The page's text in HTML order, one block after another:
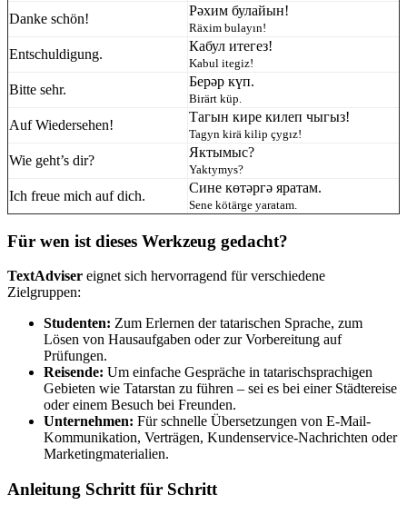
Danke schön!
Рәхим булайын!
Räxim bulayın!
Entschuldigung.
Кабул итегез!
Kabul itegiz!
Bitte sehr.
Берәр күп.
Birärt küp.
Auf Wiedersehen!
Тагын кире килеп чыгыз!
Tagyn kirä kilip çygız!
Wie geht’s dir?
Яктымыс?
Yaktymys?
Ich freue mich auf dich.
Сине көтәргә яратам.
Sene kötärge yaratam.
Für wen ist dieses Werkzeug gedacht?
TextAdviser eignet sich hervorragend für verschiedene
Zielgruppen:
Studenten: Zum Erlernen der tatarischen Sprache, zum
Lösen von Hausaufgaben oder zur Vorbereitung auf
Prüfungen.
Reisende: Um einfache Gespräche in tatarischsprachigen
Gebieten wie Tatarstan zu führen – sei es bei einer Städtereise
oder einem Besuch bei Freunden.
Unternehmen: Für schnelle Übersetzungen von E-Mail-
Kommunikation, Verträgen, Kundenservice-Nachrichten oder
Marketingmaterialien.
Anleitung Schritt für Schritt